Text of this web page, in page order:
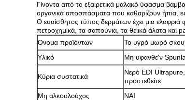
Γίνοντα από το εξαιρετικά μαλακό ύφασμα
οργανικά αποσπάσματα που καθαρίζουν ήπια,
Ο ευαίσθητος τύπος δερμάτων έχει μια
πετροχημικά, τα σαπούνια, τα θειικά άλατα και
Όνομα προϊόντων
Το υγρό μωρό
Υλικό
Μη υφανθε'ν
Κύρια συστατικά
Νερό EDI
προστεθείτε
Μη αλκοολούχος
ΝΑΙ